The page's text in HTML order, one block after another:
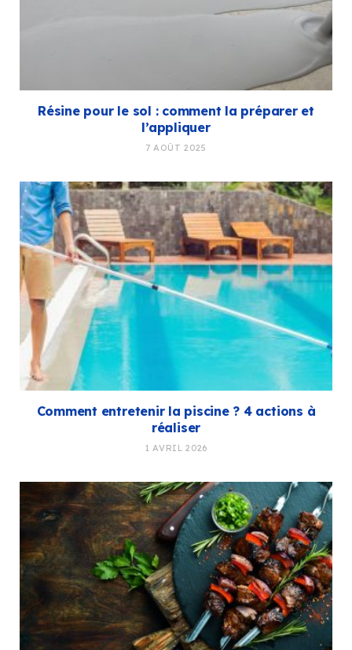
Résine pour le sol : comment la préparer et
l’appliquer
7 AOÛT 2025
Comment entretenir la piscine ? 4 actions à
réaliser
1 AVRIL 2026